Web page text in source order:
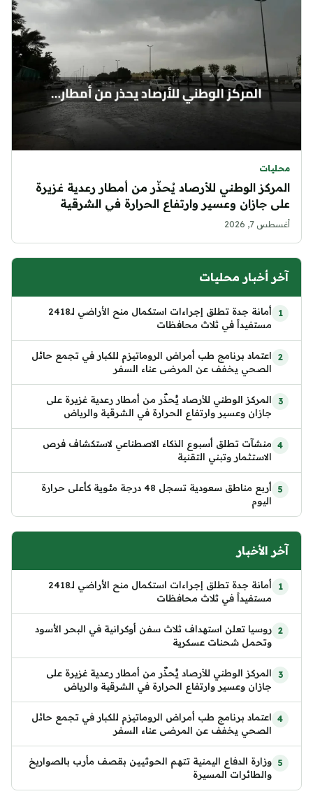
محليات
المركز الوطني للأرصاد يُحذّر من أمطار رعدية غزيرة
على جازان وعسير وارتفاع الحرارة في الشرقية
والرياض
أغسطس 7, 2026
آخر أخبار محليات
أمانة جدة تطلق إجراءات استكمال منح الأراضي لـ2418
مستفيداً في ثلاث محافظات
اعتماد برنامج طب أمراض الروماتيزم للكبار في تجمع حائل
الصحي يخفف عن المرضى عناء السفر
المركز الوطني للأرصاد يُحذّر من أمطار رعدية غزيرة على
جازان وعسير وارتفاع الحرارة في الشرقية والرياض
منشآت تطلق أسبوع الذكاء الاصطناعي لاستكشاف فرص
الاستثمار وتبني التقنية
أربع مناطق سعودية تسجل 48 درجة مئوية كأعلى حرارة
اليوم
آخر الأخبار
أمانة جدة تطلق إجراءات استكمال منح الأراضي لـ2418
مستفيداً في ثلاث محافظات
روسيا تعلن استهداف ثلاث سفن أوكرانية في البحر الأسود
وتحمل شحنات عسكرية
المركز الوطني للأرصاد يُحذّر من أمطار رعدية غزيرة على
جازان وعسير وارتفاع الحرارة في الشرقية والرياض
اعتماد برنامج طب أمراض الروماتيزم للكبار في تجمع حائل
الصحي يخفف عن المرضى عناء السفر
وزارة الدفاع اليمنية تتهم الحوثيين بقصف مأرب بالصواريخ
والطائرات المسيرة